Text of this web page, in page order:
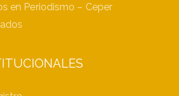
en Periodismo – Ceper